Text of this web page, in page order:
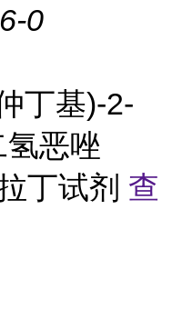
0
丁基)-2-
恶唑
丁试剂 查